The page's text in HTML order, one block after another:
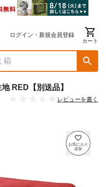
ログイン・新規会員登録
カート
RED【別送品】
レビューを書く